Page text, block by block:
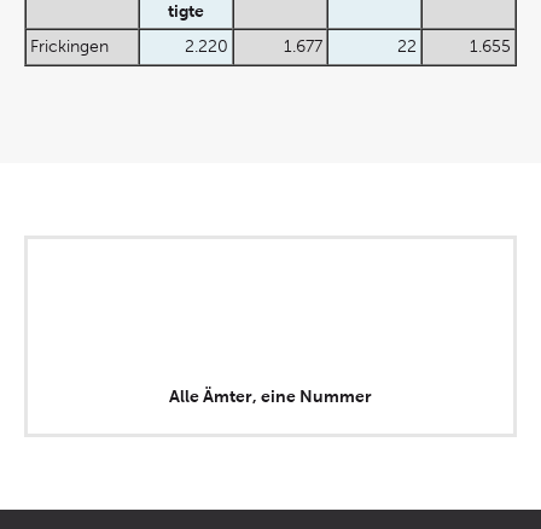
tigte
Frickingen 2.220 1.677 22 1.655
Alle Ämter, eine Nummer